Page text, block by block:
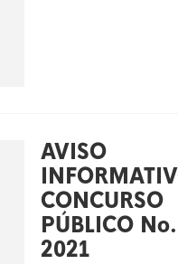
AVISO
CONCURSO
PÚBLICO
2021